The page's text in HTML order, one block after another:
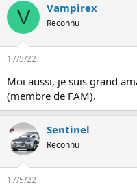
V Vampirex
Reconnu
17/5/22
Moi aussi, je suis grand
(membre de FAM).
Sentinel
Reconnu
17/5/22